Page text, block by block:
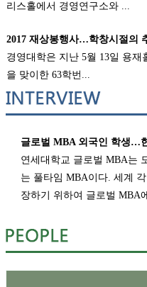
리스홀에서 경영연구소와 ...
2017 재상봉행사…학창시절의
경영대학은 지난 5월 13일 용재
을 맞이한 63학번...
글로벌 MBA 외국인 학생…
연세대학교 글로벌 MBA는
는 풀타임 MBA이다. 세계
장하기 위하여 글로벌 MBA